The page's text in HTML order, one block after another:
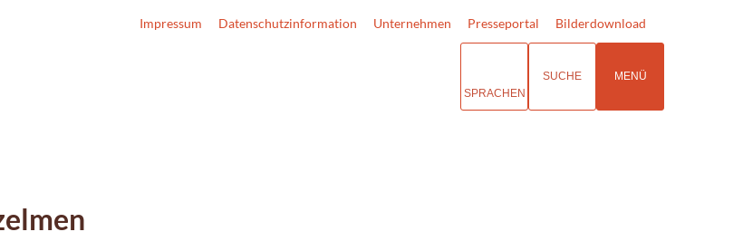
Impressum Datenschutzinformation Unternehmen Presseportal Bilderdownload
SPRACHEN
SUCHE MENÜ